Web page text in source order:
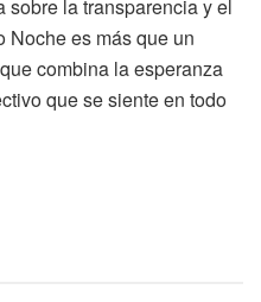
la transparencia y el
Noche es más que un
combina la esperanza
que se siente en todo